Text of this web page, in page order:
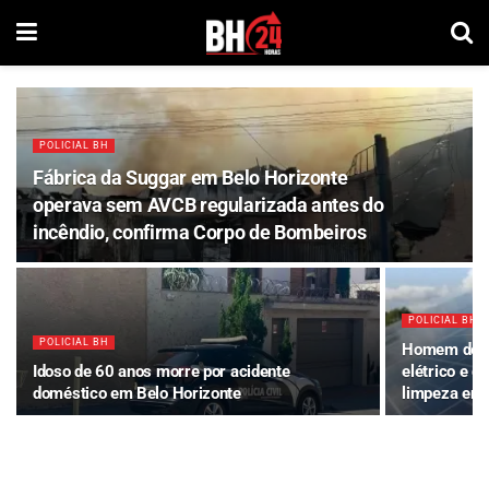
POLICIAL BH
Fábrica da Suggar em Belo Horizonte
operava sem AVCB regularizada antes do
incêndio, confirma Corpo de Bombeiros
POLICIAL BH
Idoso de 60 anos morre por acidente
doméstico em Belo Horizonte
POLICIAL BH
Homem de
elétrico e
limpeza